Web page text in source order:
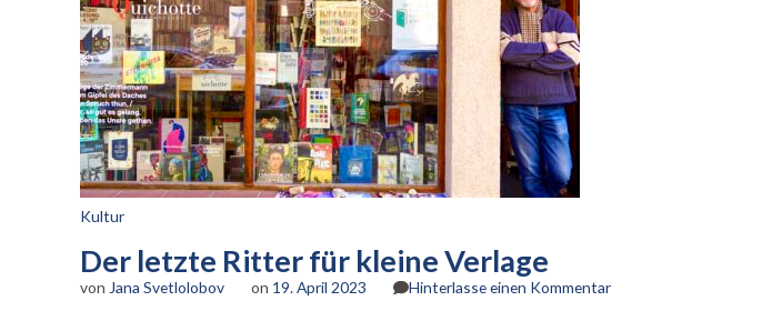
Kultur
Der letzte Ritter für kleine Verlage
von Jana Svetlolobov on 19. April 2023 Hinterlasse einen Kommentarzu